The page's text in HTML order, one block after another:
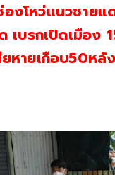
งโหว่แนวชาย
เบรกเปิดเมือง
หายเกือบ50หลั